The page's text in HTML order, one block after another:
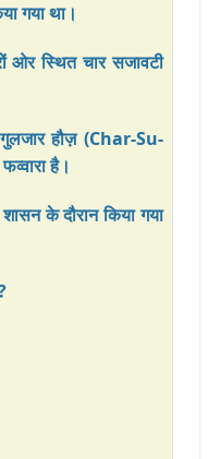
गया था।
ओर स्थित चार सजावटी
हौज़ (Char-Su-
है।
शासन के दौरान किया गया